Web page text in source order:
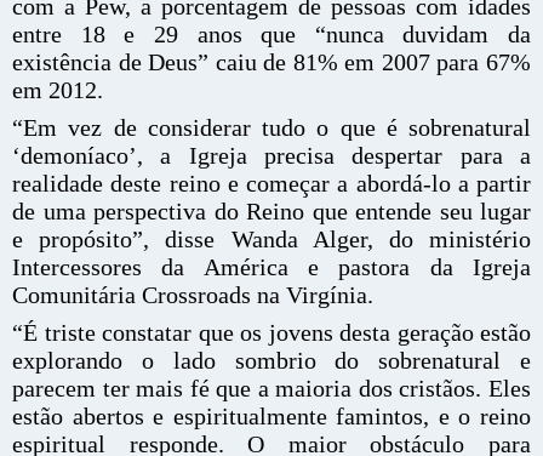
com a Pew, a porcentagem de pessoas com idades
entre 18 e 29 anos que “nunca duvidam da
existência de Deus” caiu de 81% em 2007 para 67%
em 2012.
“Em vez de considerar tudo o que é sobrenatural
‘demoníaco’, a Igreja precisa despertar para a
realidade deste reino e começar a abordá-lo a partir
de uma perspectiva do Reino que entende seu lugar
e propósito”, disse Wanda Alger, do ministério
Intercessores da América e pastora da Igreja
Comunitária Crossroads na Virgínia.
“É triste constatar que os jovens desta geração estão
explorando o lado sombrio do sobrenatural e
parecem ter mais fé que a maioria dos cristãos. Eles
estão abertos e espiritualmente famintos, e o reino
espiritual responde. O maior obstáculo para